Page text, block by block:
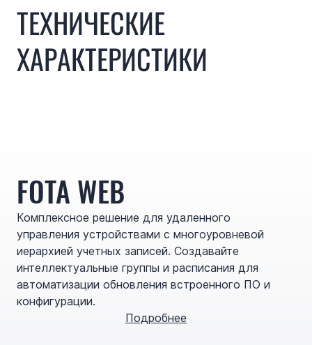
ТЕХНИЧЕСКИЕ
ХАРАКТЕРИСТИКИ
FOTA WEB
Комплексное решение для удаленного
управления устройствами с многоуровневой
иерархией учетных записей. Создавайте
интеллектуальные группы и расписания для
автоматизации обновления встроенного ПО и
конфигурации.
Подробнее